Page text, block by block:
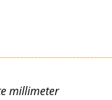
millimeter